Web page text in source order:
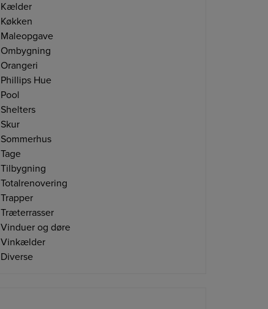
Kælder
Køkken
Maleopgave
Ombygning
Orangeri
Phillips Hue
Pool
Shelters
Skur
Sommerhus
Tage
Tilbygning
Totalrenovering
Trapper
Træterrasser
Vinduer og døre
Vinkælder
Diverse